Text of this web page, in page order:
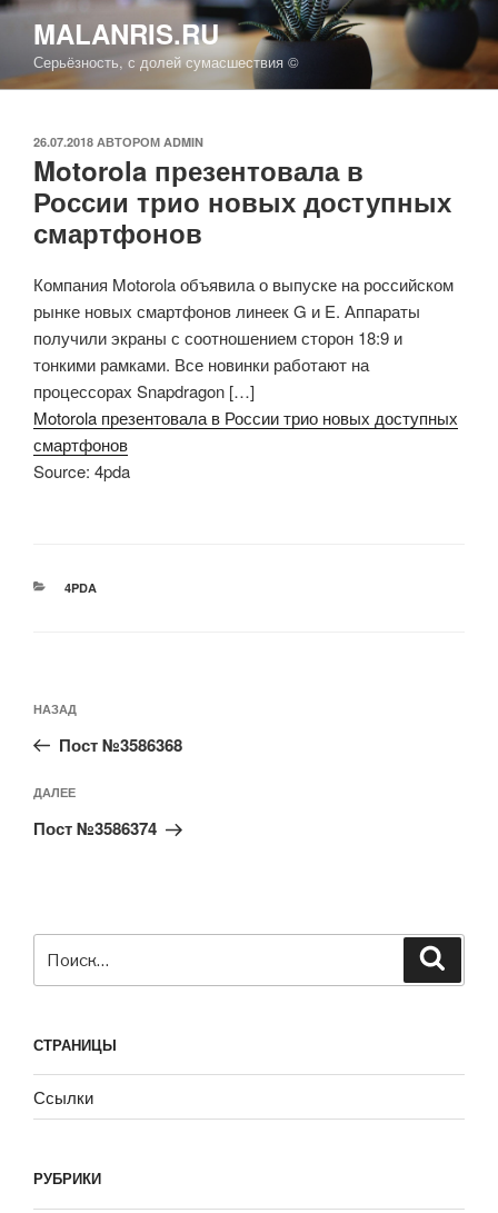
Перейти
содержимому
MALANRIS.RU
Серьёзность, с долей сумасшествия ©
ОПУБЛИКОВАНО
26.07.2018 АВТОРОМ ADMIN
Motorola презентовала в
России трио новых доступных
смартфонов
Компания Motorola объявила о выпуске на российском
рынке новых смартфонов линеек G и E. Аппараты
получили экраны с соотношением сторон 18:9 и
тонкими рамками. Все новинки работают на
процессорах Snapdragon […]
Motorola презентовала в России трио новых доступных
смартфонов
Source: 4pda
РУБРИКИ
4PDA
по
записям
Предыдущая
запись:
НАЗАД
Пост №3586368
Следующая
запись
ДАЛЕЕ
Пост №3586374
СТРАНИЦЫ
Ссылки
РУБРИКИ